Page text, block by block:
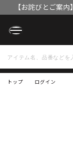
【お詫びとご案
OFFク
トップ ログイン